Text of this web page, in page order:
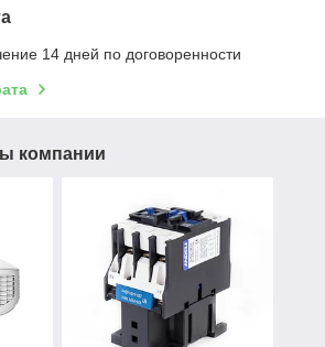
14 дней по договоренности
компании